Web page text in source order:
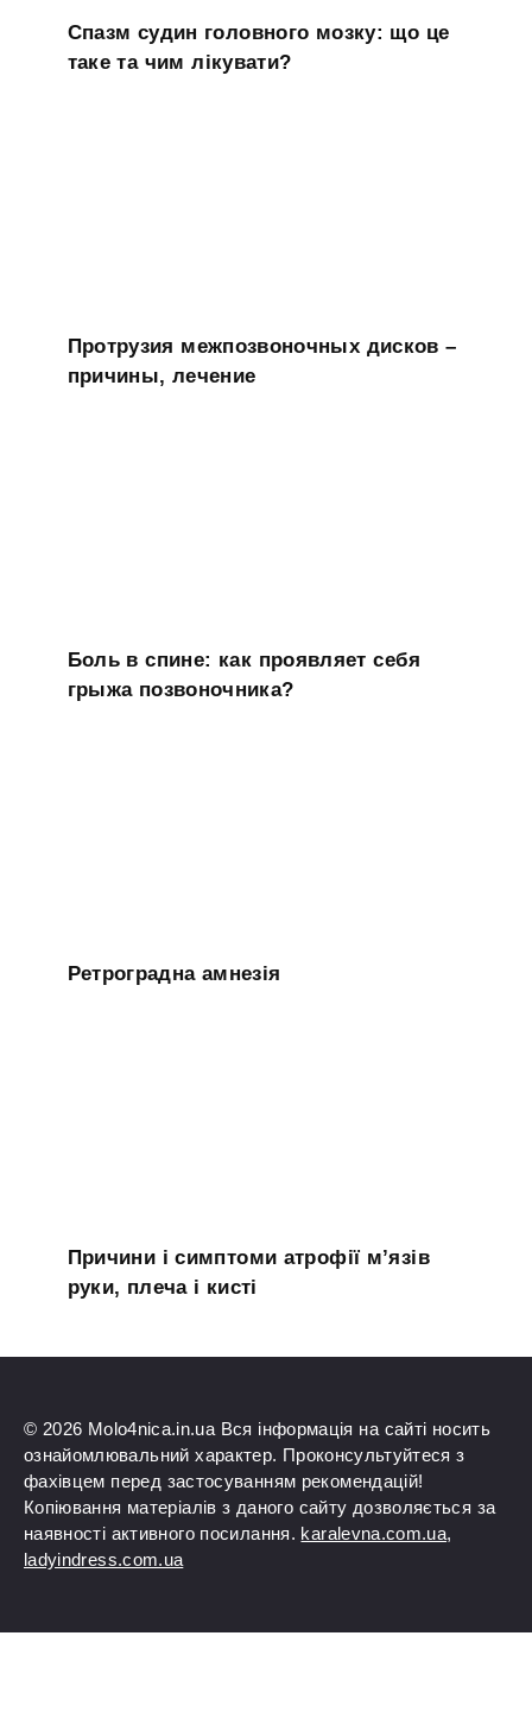
Спазм судин головного мозку: що це
таке та чим лікувати?
Протрузия межпозвоночных дисков –
причины, лечение
Боль в спине: как проявляет себя
грыжа позвоночника?
Ретроградна амнезія
Причини і симптоми атрофії м’язів
руки, плеча і кисті
© 2026 Molo4nica.in.ua Вся інформація на сайті носить
ознайомлювальний характер. Проконсультуйтеся з
фахівцем перед застосуванням рекомендацій!
Копіювання матеріалів з даного сайту дозволяється за
наявності активного посилання. karalevna.com.ua,
ladyindress.com.ua